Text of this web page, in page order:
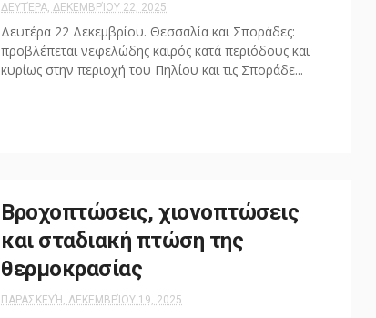
ΔΕΥΤΈΡΑ, ΔΕΚΕΜΒΡΊΟΥ 22, 2025
Δευτέρα 22 Δεκεμβρίου. Θεσσαλία και Σποράδες:
προβλέπεται νεφελώδης καιρός κατά περιόδους και
κυρίως στην περιοχή του Πηλίου και τις Σποράδε...
Βροχοπτώσεις, χιονοπτώσεις
και σταδιακή πτώση της
θερμοκρασίας
ΠΑΡΑΣΚΕΥΉ, ΔΕΚΕΜΒΡΊΟΥ 19, 2025